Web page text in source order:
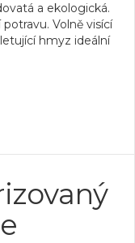
a ekologická.
Volně visící
hmyz ideální